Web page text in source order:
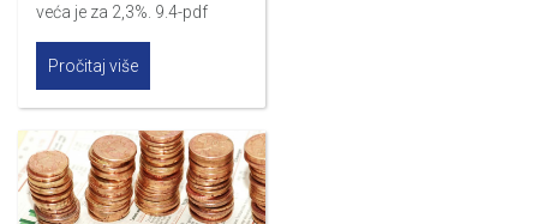
veća je za 2,3%. 9.4-pdf
Pročitaj više